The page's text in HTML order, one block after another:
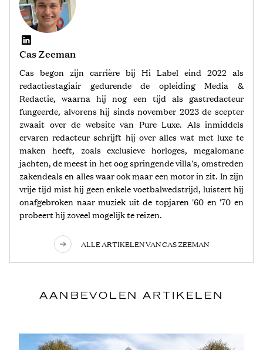
Cas Zeeman
Cas begon zijn carrière bij Hi Label eind 2022 als
redactiestagiair gedurende de opleiding Media &
Redactie, waarna hij nog een tijd als gastredacteur
fungeerde, alvorens hij sinds november 2023 de scepter
zwaait over de website van Pure Luxe. Als inmiddels
ervaren redacteur schrijft hij over alles wat met luxe te
maken heeft, zoals exclusieve horloges, megalomane
jachten, de meest in het oog springende villa's, omstreden
zakendeals en alles waar ook maar een motor in zit. In zijn
vrije tijd mist hij geen enkele voetbalwedstrijd, luistert hij
onafgebroken naar muziek uit de topjaren '60 en '70 en
probeert hij zoveel mogelijk te reizen.
ALLE ARTIKELEN VAN CAS ZEEMAN
AANBEVOLEN ARTIKELEN